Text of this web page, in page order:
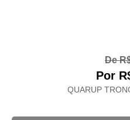
De
Por
QUARUP